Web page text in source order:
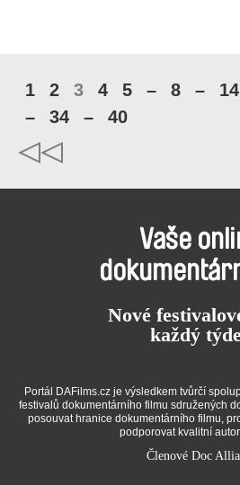
1 2 3 4 5 – 8 – 14
–
34 – 40
Vaše
Nové
každý
Portál DAFilms.cz je výsledkem tvůrčí
festivalů dokumentárního filmu sdružených
posouvat hranice dokumentárního filmu,
podporovat kvalitní
Členové Doc